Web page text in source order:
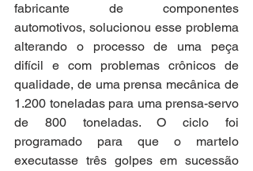
fabricante de componentes
automotivos, solucionou esse problema
alterando o processo de uma peça
difícil e com problemas crônicos de
qualidade, de uma prensa mecânica de
1.200 toneladas para uma prensa-servo
de 800 toneladas. O ciclo foi
programado para que o martelo
executasse três golpes em sucessão